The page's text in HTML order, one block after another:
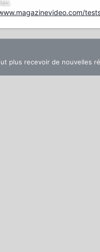
plus recevoir de nouvelles